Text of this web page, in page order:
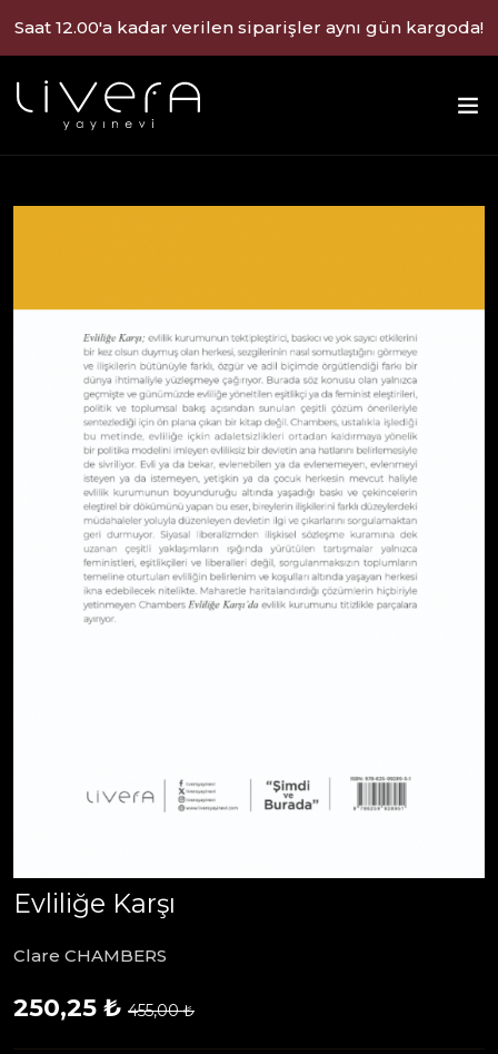
Saat 12.00'a kadar verilen siparişler aynı gün kargoda!
Evliliğe Karşı
Clare CHAMBERS
250,25 ₺ 455,00 ₺